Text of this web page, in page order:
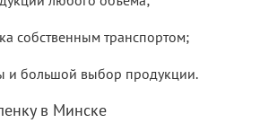
собственным транспортом;
и большой выбор продукции.
в Минске